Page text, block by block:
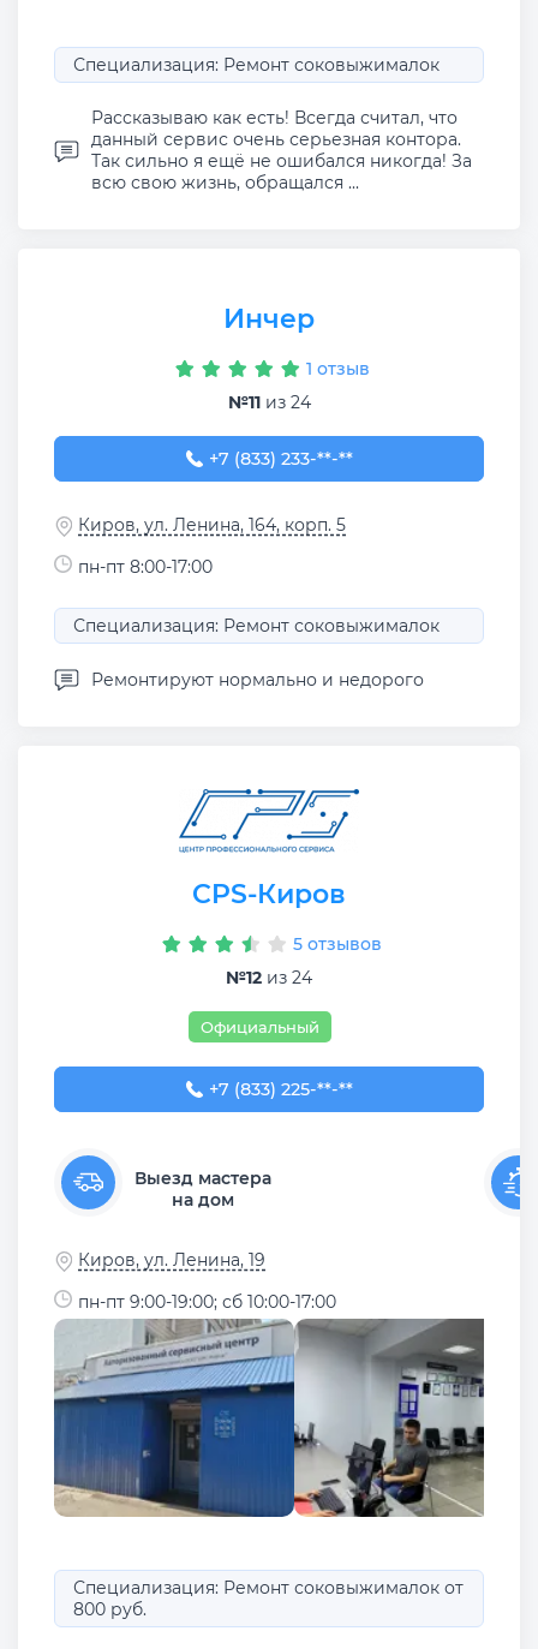
Специализация: Ремонт соковыжималок
Рассказываю как есть! Всегда считал, что
данный сервис очень серьезная контора.
Так сильно я ещё не ошибался никогда! За
всю свою жизнь, обращался ...
Инчер
1 отзыв
№11из 24
+7 (833) 233-08-53
+7 (833) 233-**-**
Киров, ул. Ленина, 164, корп. 5
пн-пт 8:00-17:00
Специализация: Ремонт соковыжималок
Ремонтируют нормально и недорого
CPS-Киров
5 отзывов
№12 из 24
Официальный
+7 (833) 225-55-91
+7 (833) 225-**-**
Выезд мастера
на дом
Киров, ул. Ленина, 19
пн-пт 9:00-19:00; сб 10:00-17:00
Специализация: Ремонт соковыжималок от
800 руб.